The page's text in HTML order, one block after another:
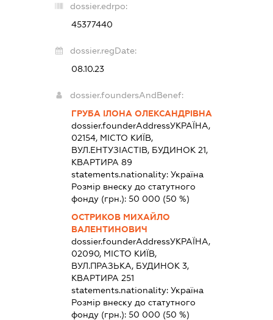
dossier.edrpo:
45377440
dossier.regDate:
08.10.23
dossier.foundersAndBenef:
ГРУБА ІЛОНА ОЛЕКСАНДРІВНА
dossier.founderAddressУКРАЇНА,
02154, МІСТО КИЇВ,
ВУЛ.ЕНТУЗІАСТІВ, БУДИНОК 21,
КВАРТИРА 89
statements.nationality:Україна
Розмір внеску до статутного
фонду (грн.):50 000 (50 %)
ОСТРИКОВ МИХАЙЛО
ВАЛЕНТИНОВИЧ
dossier.founderAddressУКРАЇНА,
02090, МІСТО КИЇВ,
ВУЛ.ПРАЗЬКА, БУДИНОК 3,
КВАРТИРА 251
statements.nationality:Україна
Розмір внеску до статутного
фонду (грн.):50 000 (50 %)